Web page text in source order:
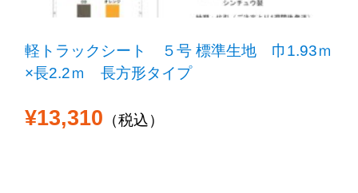
軽トラックシート ５号 標準生地 巾1.93ｍ
×長2.2ｍ 長方形タイプ
¥13,310 （税込）